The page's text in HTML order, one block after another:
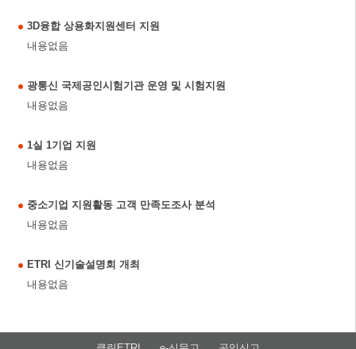
3D융합 상용화지원센터 지원
내용없음
광통신 국제공인시험기관 운영 및 시험지원
내용없음
1실 1기업 지원
내용없음
중소기업 지원활동 고객 만족도조사 분석
내용없음
ETRI 신기술설명회 개최
내용없음